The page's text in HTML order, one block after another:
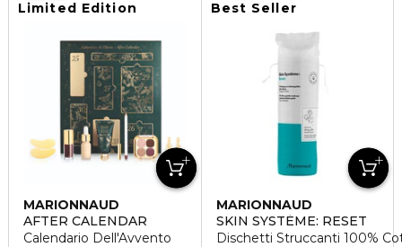
Limited Edition
MARIONNAUD
AFTER CALENDAR
Calendario Dell'Avvento
Best Seller
MARIONNAUD
SKIN SYSTÈME: RESET
Dischetti Struccanti 100%